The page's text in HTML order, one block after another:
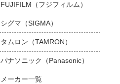
FUJIFILM（フジフィルム）
シグマ（SIGMA）
タムロン（TAMRON）
パナソニック（Panasonic）
メーカー一覧